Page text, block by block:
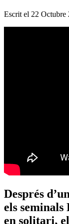
Escrit el 22 Octubre
Després
els seminals
en solitari,